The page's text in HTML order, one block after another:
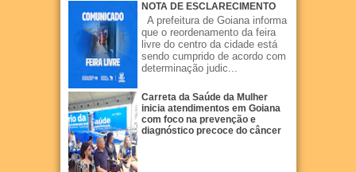
NOTA DE ESCLARECIMENTO
A prefeitura de Goiana informa
que o reordenamento da feira
livre do centro da cidade está
sendo cumprido de acordo com
determinação judic...
Carreta da Saúde da Mulher
inicia atendimentos em Goiana
com foco na prevenção e
diagnóstico precoce do câncer